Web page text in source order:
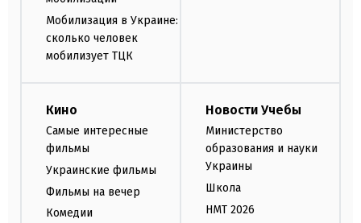
Мобилизация в Украине:
сколько человек
мобилизует ТЦК
Кино
Самые интересные
фильмы
Украинские фильмы
Фильмы на вечер
Комедии
Новости Учебы
Министерство
образования и науки
Украины
Школа
НМТ 2026